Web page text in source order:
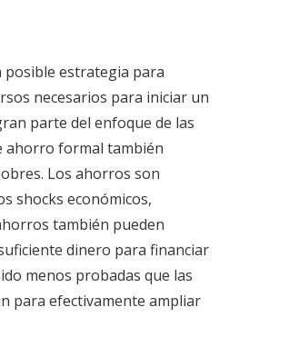
posible estrategia para
necesarios para iniciar un
parte del enfoque de las
ahorro formal también
Los ahorros son
shocks económicos,
también pueden
dinero para financiar
menos probadas que las
para efectivamente ampliar